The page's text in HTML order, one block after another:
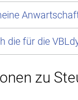
die für die
zu